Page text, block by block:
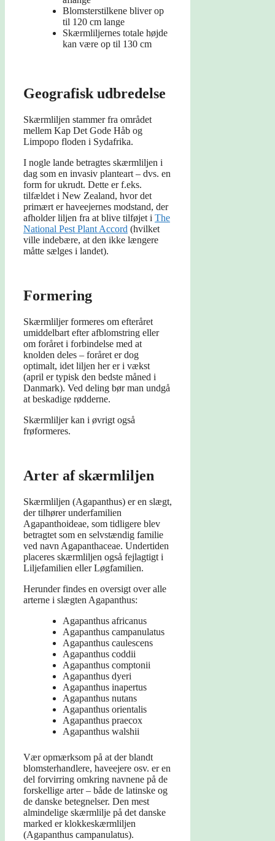
Blomsterstilkene bliver op
til 120 cm lange
Skærmliljernes totale højde
kan være op til 130 cm
Geografisk udbredelse
Skærmliljen stammer fra området
mellem Kap Det Gode Håb og
Limpopo floden i Sydafrika.
I nogle lande betragtes skærmliljen i
dag som en invasiv planteart – dvs. en
form for ukrudt. Dette er f.eks.
tilfældet i New Zealand, hvor det
primært er haveejernes modstand, der
afholder liljen fra at blive tilføjet i The
National Pest Plant Accord (hvilket
ville indebære, at den ikke længere
måtte sælges i landet).
Formering
Skærmliljer formeres om efteråret
umiddelbart efter afblomstring eller
om foråret i forbindelse med at
knolden deles – foråret er dog
optimalt, idet liljen her er i vækst
(april er typisk den bedste måned i
Danmark). Ved deling bør man undgå
at beskadige rødderne.
Skærmliljer kan i øvrigt også
frøformeres.
Arter af skærmliljen
Skærmliljen (Agapanthus) er en slægt,
der tilhører underfamilien
Agapanthoideae, som tidligere blev
betragtet som en selvstændig familie
ved navn Agapanthaceae. Undertiden
placeres skærmliljen også fejlagtigt i
Liljefamilien eller Løgfamilien.
Herunder findes en oversigt over alle
arterne i slægten Agapanthus:
Agapanthus africanus
Agapanthus campanulatus
Agapanthus caulescens
Agapanthus coddii
Agapanthus comptonii
Agapanthus dyeri
Agapanthus inapertus
Agapanthus nutans
Agapanthus orientalis
Agapanthus praecox
Agapanthus walshii
Vær opmærksom på at der blandt
blomsterhandlere, haveejere osv. er en
del forvirring omkring navnene på de
forskellige arter – både de latinske og
de danske betegnelser. Den mest
almindelige skærmlilje på det danske
marked er klokkeskærmliljen
(Agapanthus campanulatus).